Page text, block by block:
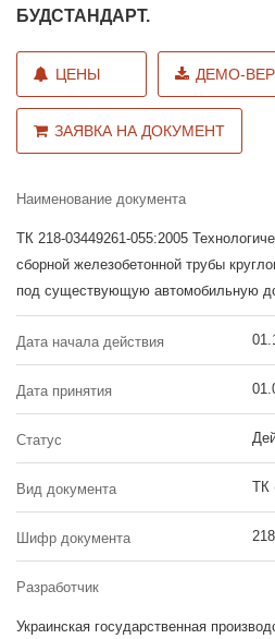
БУДСТАНДАРТ.
ЦЕНЫ ДЕМО-
ЗАЯВКА НА ДОКУМЕНТ
Наименование документа
ТК 218-03449261-055:2005
сборной железобетонной трубы
под существующую автомобильную
Дата начала действия
Дата принятия
Статус
Вид документа ТК
Шифр документа
Разработчик
Украинская государственная